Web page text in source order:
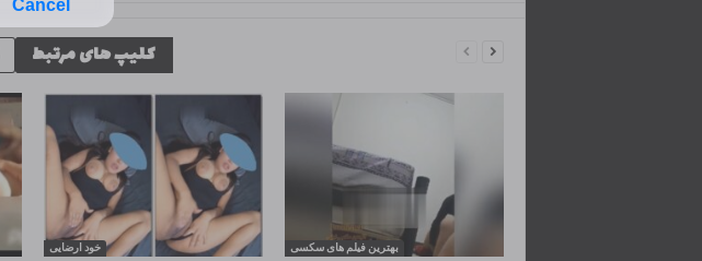
کلیپ های مرتبط
خود ارضایی بهترین فیلم های سکسی